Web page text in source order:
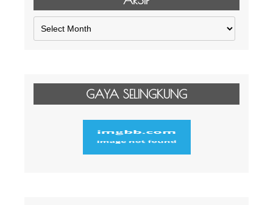
Arsip
GAYA SELINGKUNG